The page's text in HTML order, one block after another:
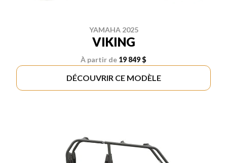
YAMAHA 2025
VIKING
À partir de 19 849 $
DÉCOUVRIR CE MODÈLE